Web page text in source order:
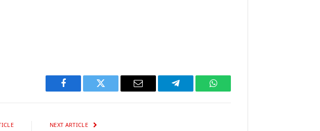
Facebook Twitter Email Telegram WhatsApp
NEXT ARTICLE